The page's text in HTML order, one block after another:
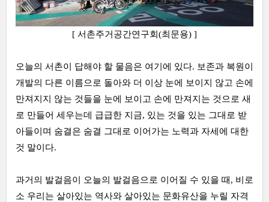
[ 서촌주거공간연구회(최문용) ]
오늘의 서촌이 답해야 할 물음은 여기에 있다. 보존과 복원이
개발의 다른 이름으로 돌아와 더 이상 눈에 보이지 않고 손에
만져지지 않는 것들을 눈에 보이고 손에 만져지는 것으로 새
로 만들어 세우는데 급급한 지금, 있는 것을 있는 그대로 받
아들이며 숨결은 숨결 그대로 이어가는 노력과 자세에 대한
것 말이다.
과거의 발걸음이 오늘의 발걸음으로 이어질 수 있을 때, 비로
소 우리는 살아있는 역사와 살아있는 문화유산을 누릴 자격